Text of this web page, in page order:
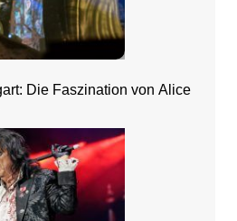
Die Faszination von Alice